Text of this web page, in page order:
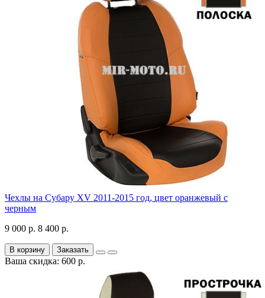
Чехлы на Субару XV 2011-2015 год, цвет оранжевый с
черным
9 000 р. 8 400 р.
В корзину Заказать
Ваша скидка: 600 р.